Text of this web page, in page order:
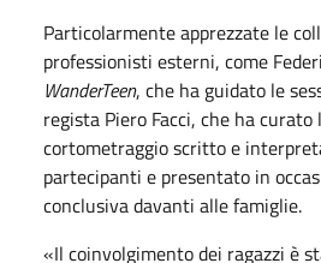
Particolarmente apprezzate le
professionisti esterni, come
WanderTeen, che ha guidato le
regista Piero Facci, che ha
cortometraggio scritto e
partecipanti e presentato in
conclusiva davanti alle famiglie.
«Il coinvolgimento dei ragazzi è